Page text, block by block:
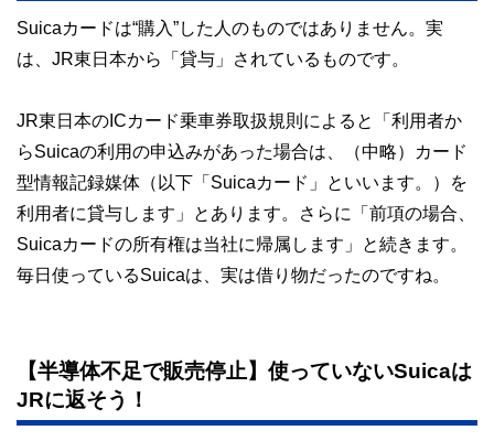
Suicaカードは“購入”した人のものではありません。実
は、JR東日本から「貸与」されているものです。
JR東日本のICカード乗車券取扱規則によると「利用者か
らSuicaの利用の申込みがあった場合は、（中略）カード
型情報記録媒体（以下「Suicaカード」といいます。）を
利用者に貸与します」とあります。さらに「前項の場合、
Suicaカードの所有権は当社に帰属します」と続きます。
毎日使っているSuicaは、実は借り物だったのですね。
【半導体不足で販売停止】使っていないSuicaは
JRに返そう！